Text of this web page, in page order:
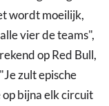
wordt moeilijk,
vier de teams",
op Red Bull,
zult epische
bijna elk circuit